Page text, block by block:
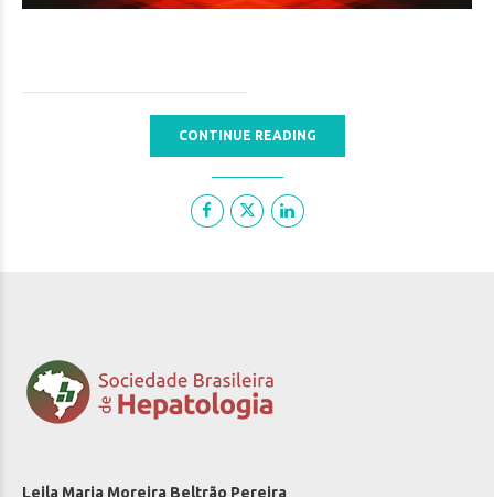
CONTINUE READING
Leila Maria Moreira Beltrão Pereira